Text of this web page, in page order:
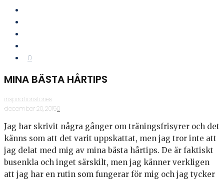
0
MINA BÄSTA HÅRTIPS
inspirationstories
·december 20, 2015·0
Jag har skrivit några gånger om träningsfrisyrer och det
känns som att det varit uppskattat, men jag tror inte att
jag delat med mig av mina bästa hårtips. De är faktiskt
busenkla och inget särskilt, men jag känner verkligen
att jag har en rutin som fungerar för mig och jag tycker